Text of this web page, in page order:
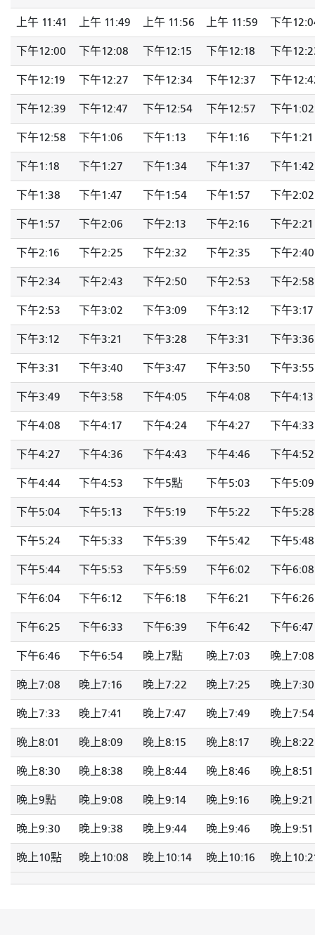
上午 11:41 上午 11:49 上午 11:56 上午 11:59 下午
下午12:00 下午12:08 下午12:15 下午12:18 下午
下午12:19 下午12:27 下午12:34 下午12:37 下午
下午12:39 下午12:47 下午12:54 下午12:57 下午1:02
下午12:58 下午1:06 下午1:13 下午1:16 下午1:21
下午1:18 下午1:27 下午1:34 下午1:37 下午1:42
下午1:38 下午1:47 下午1:54 下午1:57 下午2:02
下午1:57 下午2:06 下午2:13 下午2:16 下午2:21
下午2:16 下午2:25 下午2:32 下午2:35 下午2:40
下午2:34 下午2:43 下午2:50 下午2:53 下午2:58
下午2:53 下午3:02 下午3:09 下午3:12 下午3:17
下午3:12 下午3:21 下午3:28 下午3:31 下午3:36
下午3:31 下午3:40 下午3:47 下午3:50 下午3:55
下午3:49 下午3:58 下午4:05 下午4:08 下午4:13
下午4:08 下午4:17 下午4:24 下午4:27 下午4:33
下午4:27 下午4:36 下午4:43 下午4:46 下午4:52
下午4:44 下午4:53 下午5點 下午5:03 下午5:09
下午5:04 下午5:13 下午5:19 下午5:22 下午5:28
下午5:24 下午5:33 下午5:39 下午5:42 下午5:48
下午5:44 下午5:53 下午5:59 下午6:02 下午6:08
下午6:04 下午6:12 下午6:18 下午6:21 下午6:26
下午6:25 下午6:33 下午6:39 下午6:42 下午6:47
下午6:46 下午6:54 晚上7點 晚上7:03 晚上7:08
晚上7:08 晚上7:16 晚上7:22 晚上7:25 晚上7:30
晚上7:33 晚上7:41 晚上7:47 晚上7:49 晚上7:54
晚上8:01 晚上8:09 晚上8:15 晚上8:17 晚上8:22
晚上8:30 晚上8:38 晚上8:44 晚上8:46 晚上8:51
晚上9點 晚上9:08 晚上9:14 晚上9:16 晚上9:21
晚上9:30 晚上9:38 晚上9:44 晚上9:46 晚上9:51
晚上10點 晚上10:08 晚上10:14 晚上10:16 晚上